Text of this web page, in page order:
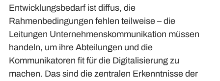
Entwicklungsbedarf ist diffus, die
Rahmenbedingungen fehlen teilweise – die
Leitungen Unternehmenskommunikation müssen
handeln, um ihre Abteilungen und die
Kommunikatoren fit für die Digitalisierung zu
machen. Das sind die zentralen Erkenntnisse der